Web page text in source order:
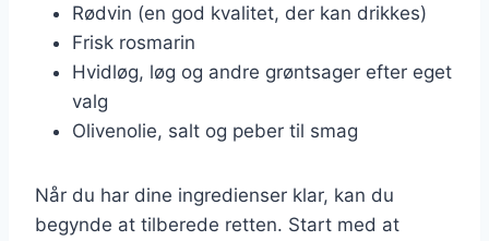
Rødvin (en god kvalitet, der kan drikkes)
Frisk rosmarin
Hvidløg, løg og andre grøntsager efter eget
valg
Olivenolie, salt og peber til smag
Når du har dine ingredienser klar, kan du
begynde at tilberede retten. Start med at